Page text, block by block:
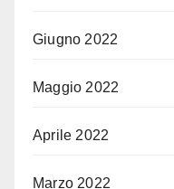
Giugno 2022
Maggio 2022
Aprile 2022
Marzo 2022